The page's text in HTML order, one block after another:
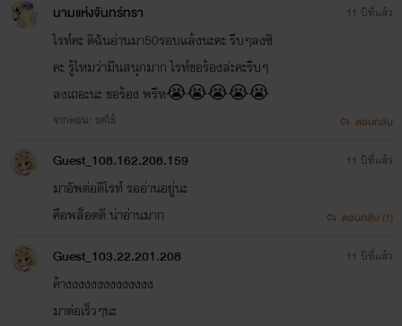
นามแห่งจันทร์ทรา
ไรท์คะ ดิฉันอ่านมา50รอบแล้งนะคะ รีบๆลงซิ
คะ รู้ไหมว่ามีนสนุกมาก ไรท์ขอร้องล่ะคะรีบๆ
ลงเถอะนะ ขอร้อง พรีท😭😭😭😭😭
จากตอน: ชดใช้
11 ปีที่แล้ว
ตอบกลับ
Guest_108.162.208.159
มาอัพต่อดิไรท์ รออ่านอยู่นะ
คือพล็อตดี น่าอ่านมาก
11 ปีที่แล้ว
ตอบกลับ (1)
Guest_103.22.201.208
ค้างงงงงงงงงงงงงง
มาต่อเร็วๆนะ
11 ปีที่แล้ว